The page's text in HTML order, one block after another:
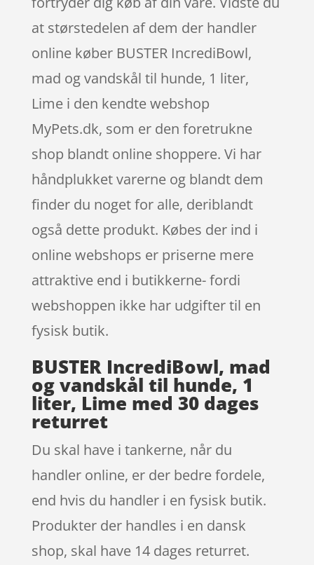
at størstedelen af dem der handler
online køber BUSTER IncrediBowl,
mad og vandskål til hunde, 1 liter,
Lime i den kendte webshop
MyPets.dk, som er den foretrukne
shop blandt online shoppere. Vi har
håndplukket varerne og blandt dem
finder du noget for alle, deriblandt
også dette produkt. Købes der ind i
online webshops er priserne mere
attraktive end i butikkerne- fordi
webshoppen ikke har udgifter til en
fysisk butik.
BUSTER IncrediBowl, mad
og vandskål til hunde, 1
liter, Lime med 30 dages
returret
Du skal have i tankerne, når du
handler online, er der bedre fordele,
end hvis du handler i en fysisk butik.
Produkter der handles i en dansk
shop, skal have 14 dages returret.